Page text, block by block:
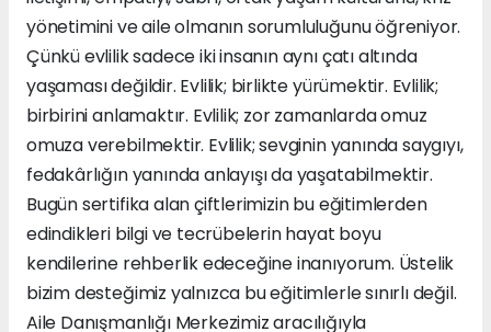
yönetimini ve aile olmanın sorumluluğunu öğreniyor.
Çünkü evlilik sadece iki insanın aynı çatı altında
yaşaması değildir. Evlilik; birlikte yürümektir. Evlilik;
birbirini anlamaktır. Evlilik; zor zamanlarda omuz
omuza verebilmektir. Evlilik; sevginin yanında saygıyı,
fedakârlığın yanında anlayışı da yaşatabilmektir.
Bugün sertifika alan çiftlerimizin bu eğitimlerden
edindikleri bilgi ve tecrübelerin hayat boyu
kendilerine rehberlik edeceğine inanıyorum. Üstelik
bizim desteğimiz yalnızca bu eğitimlerle sınırlı değil.
Aile Danışmanlığı Merkezimiz aracılığıyla